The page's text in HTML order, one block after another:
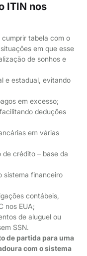
ITIN nos
cumprir tabela com o
em que esse
de sonhos e
e estadual, evitando
em excesso;
deduções
em várias
crédito – base da
sistema financeiro
contábeis,
nos EUA;
de aluguel ou
SSN.
de partida para uma
com o sistema